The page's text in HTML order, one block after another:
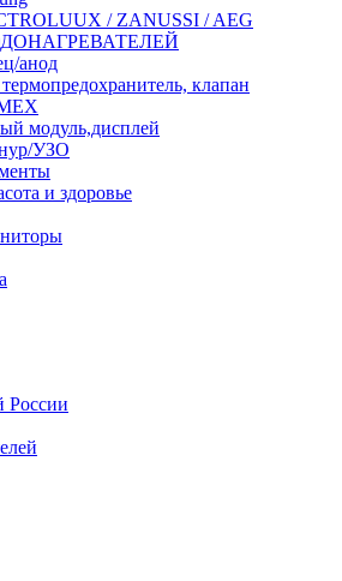
/ ZANUSSI / AEG
анод
клапан
модуль,дисплей
УЗО
и здоровье
России